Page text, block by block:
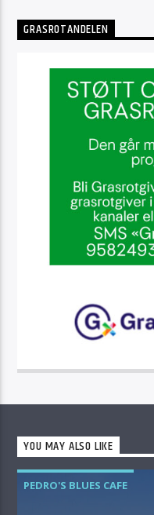
GRASROTANDELEN
YOU MAY ALSO LIKE
PEDRO'S BLUES CAFE